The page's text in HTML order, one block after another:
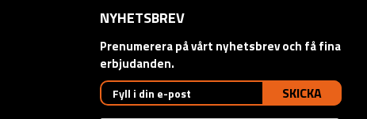
NYHETSBREV
Prenumerera på vårt nyhetsbrev och få fina
erbjudanden.
SKICKA